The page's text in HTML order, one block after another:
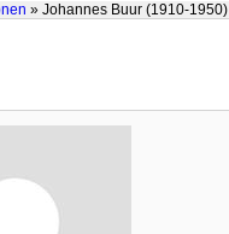
» Johannes Buur (1910-1950)